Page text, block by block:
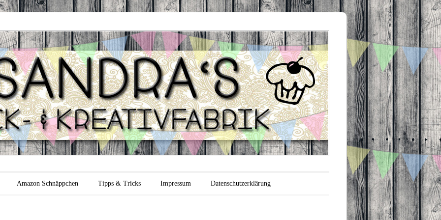
Backfabrik
Amazon Schnäppchen Tipps & Tricks Impressum Datenschutzerklärung